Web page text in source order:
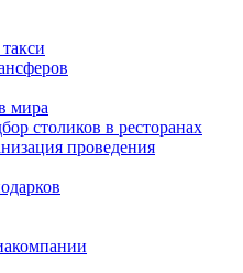
мира
столиков в ресторанах
проведения